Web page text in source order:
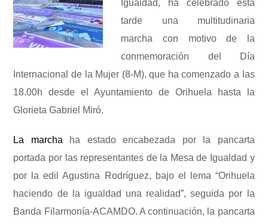
Igualdad, ha celebrado esta
tarde una multitudinaria
marcha con motivo de la
conmemoración del Día
Internacional de la Mujer (8-M), que ha comenzado a las
18.00h desde el Ayuntamiento de Orihuela hasta la
Glorieta Gabriel Miró.
La marcha ha estado encabezada por la pancarta
portada por las representantes de la Mesa de Igualdad y
por la edil Agustina Rodríguez, bajo el lema “Orihuela
haciendo de la igualdad una realidad”, seguida por la
Banda Filarmonía-ACAMDO. A continuación, la pancarta